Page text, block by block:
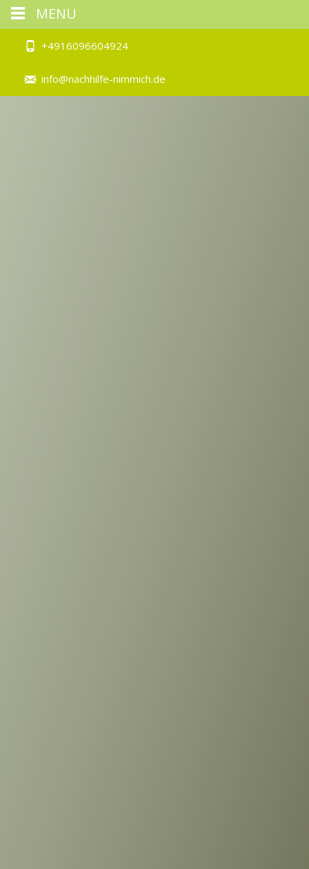
+4916096604924
info@nachhilfe-nimmich.de
MENU